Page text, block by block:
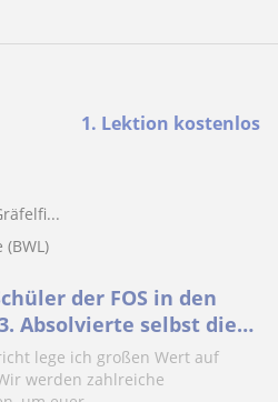
1. Lektion kostenlos
der FOS in den
Absolvierte selbst die
meinen Abschluss
lege ich großen Wert auf
werden zahlreiche